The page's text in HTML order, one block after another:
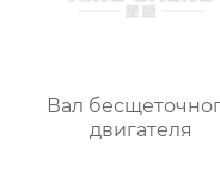
Вал
двигателя